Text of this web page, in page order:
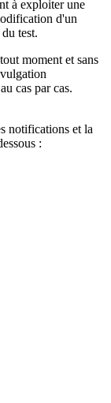
à exploiter une
d'un
test.
moment et sans
cas par cas.
notifications et la
: